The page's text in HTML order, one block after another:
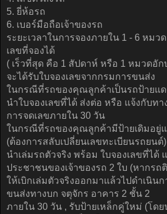
5. ยี่ห้อรถ
6. เบอร์มือถือเจ้าของรถ
ระยะเวลาในการจองภายใน 1 - 6 หมว
เลขที่จองได้
( เร็วที่สุด คือ 1 สัปดาห์ หรือ 1 หมวดอัก
จะได้รับใบจองเลขจากกรมการขนส่ง
ในกรณีที่รถของคุณลูกค้าเป็นรถป้ายแด
นำใบจองเลขที่ได้ ส่งต่อ หรือ แจ้งกับท
การจดเลขภายใน 30 วัน
ในกรณีที่รถของคุณลูกค้ามีป้ายเดิมอยู่
(ต้องการสลับเปลี่ยนเลขทะเบียนรถยนต์)
นำเล่มรถตัวจริง พร้อม ใบจองเลขที่ได้
ประชาชนของเจ้าของรถ 2 ใบ (หากร
ให้เบิกเล่มตัวจริงออกมาแล้วไปดำเนิน
ขนส่งทางบก จตุจักร อาคาร 2 ชั้น 2
ภายใน 30 วัน , รับป้ายเหล็กคู่ใหม่ (โดย